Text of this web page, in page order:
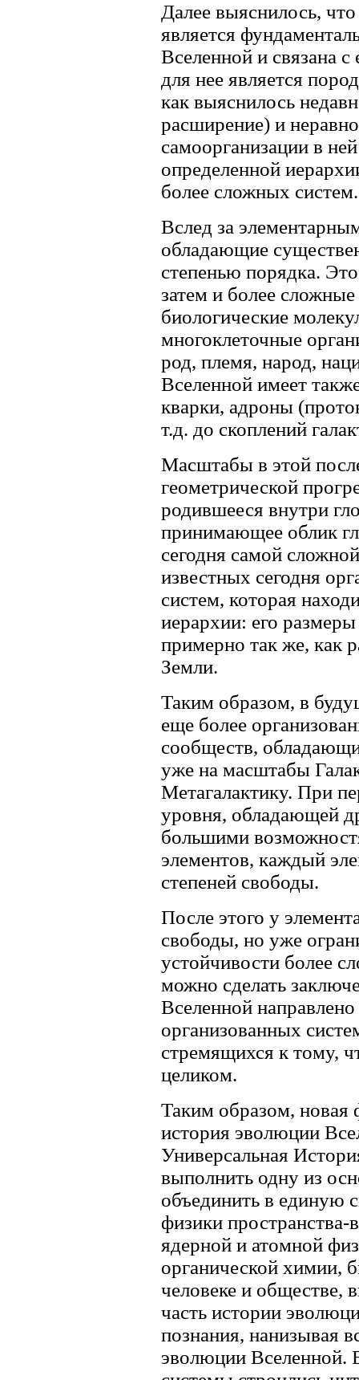
Далее выяснилось,
является
Вселенной и связана
для нее является
как выяснилось
расширение) и
самоорганизации в
определенной
более сложных систем.
Вслед за
обладающие
степенью порядка.
затем и более
биологические
многоклеточные
род, племя, народ,
Вселенной имеет
кварки, адроны
т.д. до скоплений
Масштабы в этой
геометрической
родившееся внутри
принимающее облик
сегодня самой
известных сегодня
систем, которая
иерархии: его
примерно так же, как
Земли.
Таким образом, в
еще более
сообществ,
уже на масштабы
Метагалактику. При
уровня, обладающей
бoльшими
элементов, каждый
степеней свободы.
После этого у
свободы, но уже
устойчивости более
можно сделать
Вселенной направлено
организованных
стремящихся к тому,
целиком.
Таким образом, новая
история эволюции
Универсальная
выполнить одну из
объединить в единую
физики
ядерной и атомной
органической химии,
человеке и обществе,
часть истории
познания, нанизывая
эволюции Вселенной.